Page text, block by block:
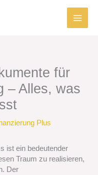
für
– Alles, was
Plus
ist ein bedeutender
Traum zu realisieren,
Der